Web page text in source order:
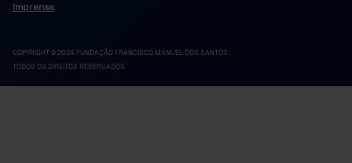
Imprensa
COPYRIGHT © 2024 FUNDAÇÃO FRANCISCO MANUEL DOS SANTOS.
TODOS OS DIREITOS RESERVADOS